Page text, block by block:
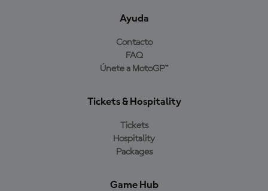
Ayuda
Contacto
FAQ
Únete a MotoGP™
Tickets & Hospitality
Tickets
Hospitality
Packages
Game Hub